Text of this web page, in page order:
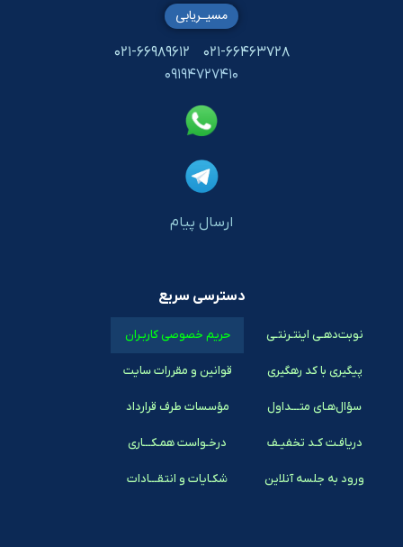
۰۲۱-۶۶۴۶۳۷۲۸
۰۲۱-۶۶۹۸۹۶۱۲
۰۹۱۹۴۷۲۷۴۱۰
ارسال پیام
مسیـریابی
دسترسی سریع
نوبت‌دهـی اینتـرنتـی
پیگیری با کد رهگیری
سؤال‌هـای متـــداول
دریافـت کـد تخفیـف
ورود به جلسه آنلاین
حریم خصوصی کاربـران
قوانین و مقررات سایت
مؤسسات طرف قرارداد
درخـواست همـکـــاری
شکـایات و انتقـــادات